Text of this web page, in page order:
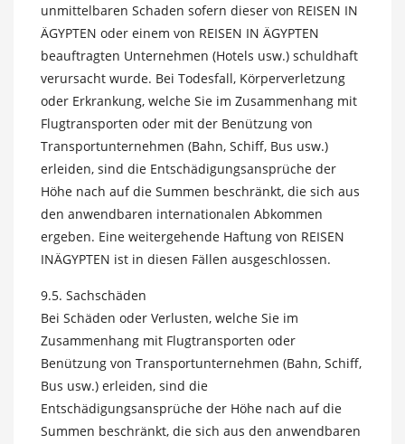
unmittelbaren Schaden sofern dieser von REISEN IN
ÄGYPTEN oder einem von REISEN IN ÄGYPTEN
beauftragten Unternehmen (Hotels usw.) schuldhaft
verursacht wurde. Bei Todesfall, Körperverletzung
oder Erkrankung, welche Sie im Zusammenhang mit
Flugtransporten oder mit der Benützung von
Transportunternehmen (Bahn, Schiff, Bus usw.)
erleiden, sind die Entschädigungsansprüche der
Höhe nach auf die Summen beschränkt, die sich aus
den anwendbaren internationalen Abkommen
ergeben. Eine weitergehende Haftung von REISEN
INÄGYPTEN ist in diesen Fällen ausgeschlossen.
9.5. Sachschäden
Bei Schäden oder Verlusten, welche Sie im
Zusammenhang mit Flugtransporten oder
Benützung von Transportunternehmen (Bahn, Schiff,
Bus usw.) erleiden, sind die
Entschädigungsansprüche der Höhe nach auf die
Summen beschränkt, die sich aus den anwendbaren